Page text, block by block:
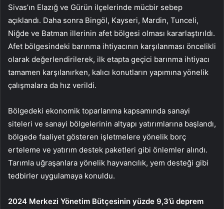
Sivas’ın Elazığ ve Gürün ilçelerinde mücbir sebep
açıklandı. Daha sonra Bingöl, Kayseri, Mardin, Tunceli,
Niğde ve Batman illerinin afet bölgesi olması kararlaştırıldı.
Afet bölgesindeki barınma ihtiyacının karşılanması öncelikli
olarak değerlendirilerek, ilk etapta geçici barınma ihtiyacı
tamamen karşılanırken, kalıcı konutların yapımına yönelik
çalışmalara da hız verildi.
Bölgedeki ekonomik toparlanma kapsamında sanayi
siteleri ve sanayi bölgelerinin altyapı yatırımlarına başlandı,
bölgede faaliyet gösteren işletmelere yönelik borç
erteleme ve yatırım destek paketleri gibi önlemler alındı.
Tarımla uğraşanlara yönelik hayvancılık, yem desteği gibi
tedbirler uygulamaya konuldu.
2024 Merkezi Yönetim Bütçesinin yüzde 9,3’ü deprem